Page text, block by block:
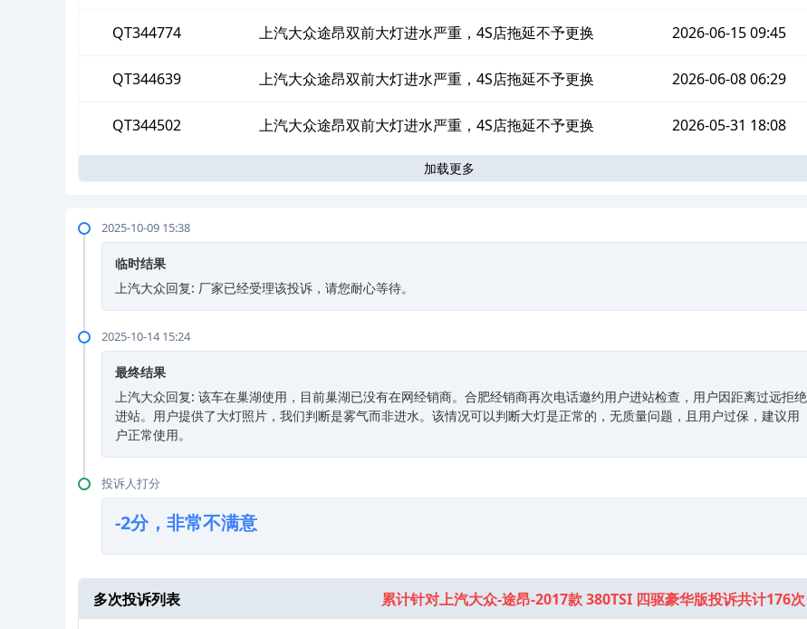
QT344774 上汽大众途昂双前大灯进水严重，4S店拖延不予更换 2026-06-15 09:45
QT344639 上汽大众途昂双前大灯进水严重，4S店拖延不予更换 2026-06-08 06:29
QT344502 上汽大众途昂双前大灯进水严重，4S店拖延不予更换 2026-05-31 18:08
加载更多
2025-10-09 15:38
临时结果
上汽大众回复: 厂家已经受理该投诉，请您耐心等待。
2025-10-14 15:24
最终结果
上汽大众回复: 该车在巢湖使用，目前巢湖已没有在网经销商。合肥经销商再次电话邀约用户进站检查，用户因距离过远拒绝
进站。用户提供了大灯照片，我们判断是雾气而非进水。该情况可以判断大灯是正常的，无质量问题，且用户过保，建议用
户正常使用。
投诉人打分
-2分，非常不满意
多次投诉列表 累计针对上汽大众-途昂-2017款 380TSI 四驱豪华版投诉共计176次